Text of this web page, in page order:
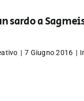
sardo a
| 7 Giugno 2016 |